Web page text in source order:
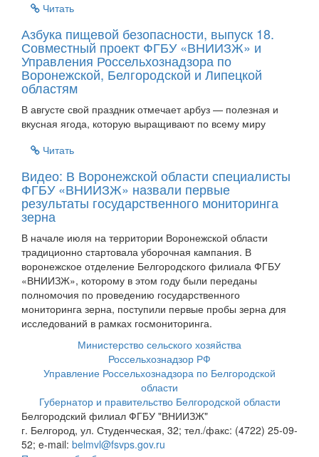
Читать
Азбука пищевой безопасности, выпуск 18.
Совместный проект ФГБУ «ВНИИЗЖ» и
Управления Россельхознадзора по
Воронежской, Белгородской и Липецкой
областям
В августе свой праздник отмечает арбуз — полезная и
вкусная ягода, которую выращивают по всему миру
Читать
Видео: В Воронежской области специалисты
ФГБУ «ВНИИЗЖ» назвали первые
результаты государственного мониторинга
зерна
В начале июля на территории Воронежской области
традиционно стартовала уборочная кампания. В
воронежское отделение Белгородского филиала ФГБУ
«ВНИИЗЖ», которому в этом году были переданы
полномочия по проведению государственного
мониторинга зерна, поступили первые пробы зерна для
исследований в рамках госмониторинга.
Министерство сельского хозяйства
Россельхознадзор РФ
Управление Россельхознадзора по Белгородской
области
Губернатор и правительство Белгородской области
Белгородский филиал ФГБУ "ВНИИЗЖ"
г. Белгород, ул. Студенческая, 32; тел./факс: (4722) 25-09-
52; e-mail: belmvl@fsvps.gov.ru